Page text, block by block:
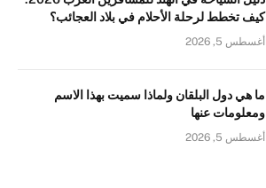
كيف تخطط لرحلة الأحلام في بلاد العجائب؟
أغسطس 5, 2026
ما هي دول البلقان ولماذا سميت بهذا الاسم
ومعلومات عنها
أغسطس 5, 2026